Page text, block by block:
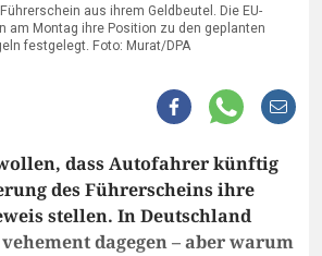
aus ihrem Geldbeutel. Die EU-
am Montag ihre Position zu den geplanten
festgelegt. Foto: Murat/DPA
dass Autofahrer künftig
des Führerscheins ihre
stellen. In Deutschland
dagegen – aber warum